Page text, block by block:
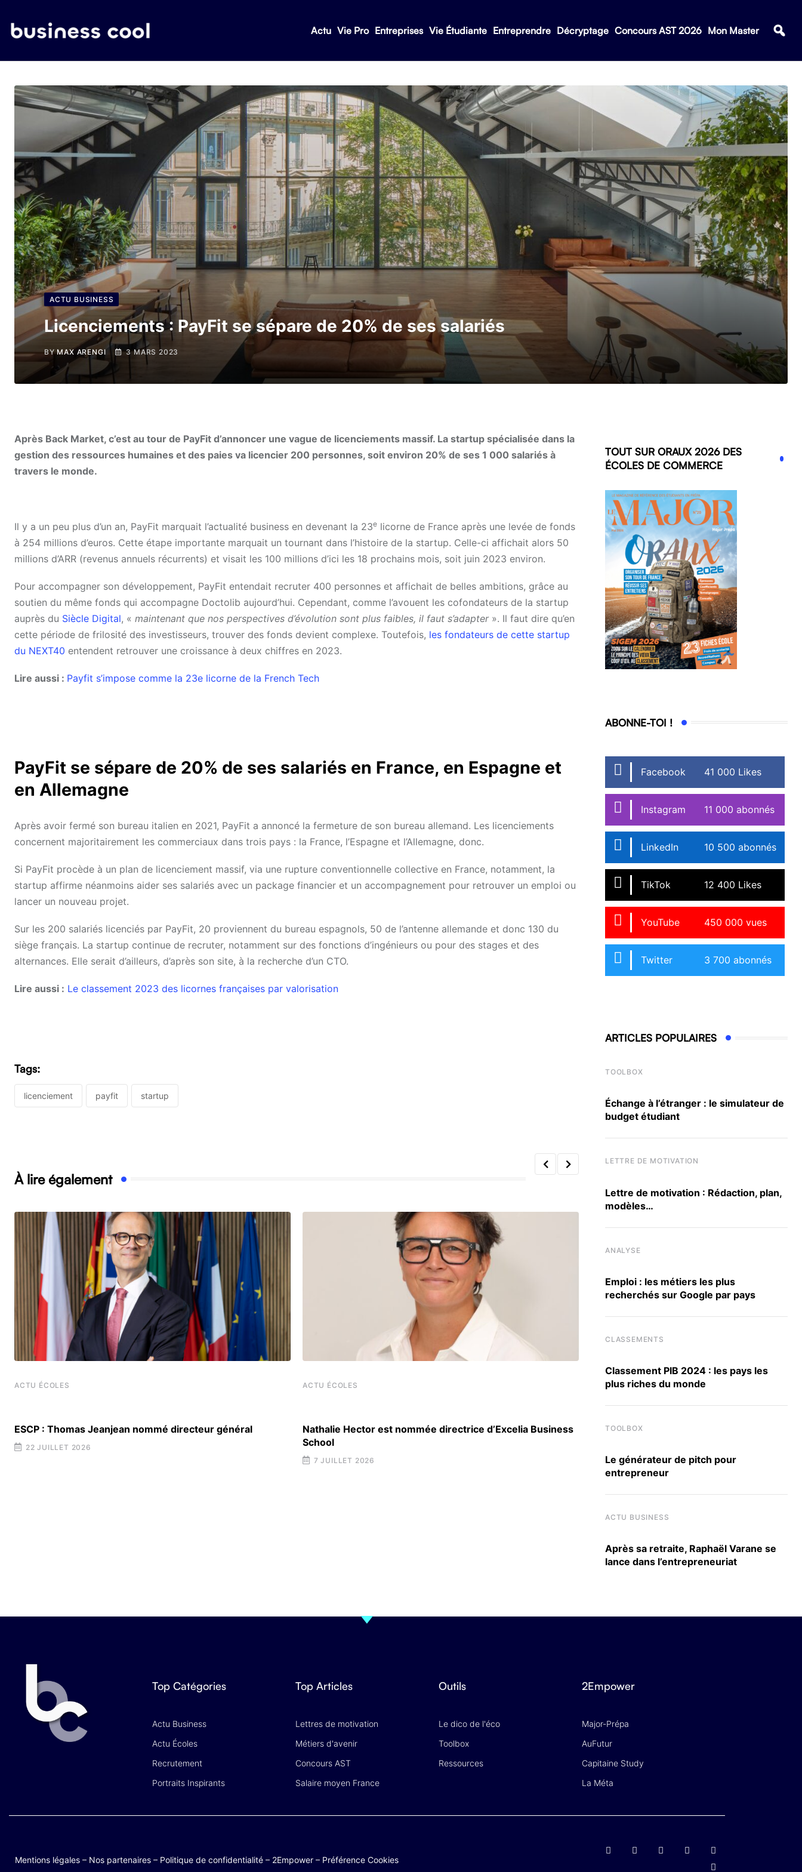
Actu Vie Pro Entreprises Vie Étudiante Entreprendre Décryptage Concours AST 2026 Mon Master
ACTU BUSINESS
Licenciements : PayFit se sépare de 20% de ses salariés
BYMAX ARENGI 3 MARS 2023
Après Back Market, c’est au tour de PayFit d’annoncer une vague de licenciements massif. La startup spécialisée dans la
gestion des ressources humaines et des paies va licencier 200 personnes, soit environ 20% de ses 1 000 salariés à
travers le monde.
Il y a un peu plus d’un an, PayFit marquait l’actualité business en devenant la 23e licorne de France après une levée de fonds
à 254 millions d’euros. Cette étape importante marquait un tournant dans l’histoire de la startup. Celle-ci affichait alors 50
millions d’ARR (revenus annuels récurrents) et visait les 100 millions d’ici les 18 prochains mois, soit juin 2023 environ.
Pour accompagner son développement, PayFit entendait recruter 400 personnes et affichait de belles ambitions, grâce au
soutien du même fonds qui accompagne Doctolib aujourd’hui. Cependant, comme l’avouent les cofondateurs de la startup
auprès du Siècle Digital, « maintenant que nos perspectives d’évolution sont plus faibles, il faut s’adapter». Il faut dire qu’en
cette période de frilosité des investisseurs, trouver des fonds devient complexe. Toutefois, les fondateurs de cette startup
du NEXT40 entendent retrouver une croissance à deux chiffres en 2023.
Lire aussi : Payfit s’impose comme la 23e licorne de la French Tech
PayFit se sépare de 20% de ses salariés en France, en Espagne et
en Allemagne
Après avoir fermé son bureau italien en 2021, PayFit a annoncé la fermeture de son bureau allemand. Les licenciements
concernent majoritairement les commerciaux dans trois pays : la France, l’Espagne et l’Allemagne, donc.
Si PayFit procède à un plan de licenciement massif, via une rupture conventionnelle collective en France, notamment, la
startup affirme néanmoins aider ses salariés avec un package financier et un accompagnement pour retrouver un emploi ou
lancer un nouveau projet.
Sur les 200 salariés licenciés par PayFit, 20 proviennent du bureau espagnols, 50 de l’antenne allemande et donc 130 du
siège français. La startup continue de recruter, notamment sur des fonctions d’ingénieurs ou pour des stages et des
alternances. Elle serait d’ailleurs, d’après son site, à la recherche d’un CTO.
Lire aussi : Le classement 2023 des licornes françaises par valorisation
Tags:
licenciement payfit startup
À lire également
ACTU ÉCOLES
ESCP : Thomas Jeanjean nommé directeur général
22 JUILLET 2026
ACTU ÉCOLES
Nathalie Hector est nommée directrice d’Excelia Business
School
7 JUILLET 2026
CLASSEMENTS
Classement des meilleurs masters en
TOUT SUR ORAUX 2026 DES
ÉCOLES DE COMMERCE
ABONNE-TOI !
Facebook 41 000 Likes
Instagram 11 000 abonnés
LinkedIn 10 500 abonnés
TikTok 12 400 Likes
YouTube 450 000 vues
Twitter 3 700 abonnés
ARTICLES POPULAIRES
TOOLBOX
Échange à l’étranger : le simulateur de
budget étudiant
LETTRE DE MOTIVATION
Lettre de motivation : Rédaction, plan,
modèles…
ANALYSE
Emploi : les métiers les plus
recherchés sur Google par pays
CLASSEMENTS
Classement PIB 2024 : les pays les
plus riches du monde
TOOLBOX
Le générateur de pitch pour
entrepreneur
ACTU BUSINESS
Après sa retraite, Raphaël Varane se
lance dans l’entrepreneuriat
Top Catégories
Actu Business
Actu Écoles
Recrutement
Portraits Inspirants
Top Articles
Lettres de motivation
Métiers d'avenir
Concours AST
Salaire moyen France
Outils
Le dico de l'éco
Toolbox
Ressources
2Empower
Major-Prépa
AuFutur
Capitaine Study
La Méta
Mentions légales – Nos partenaires – Politique de confidentialité – 2Empower – Préférence Cookies